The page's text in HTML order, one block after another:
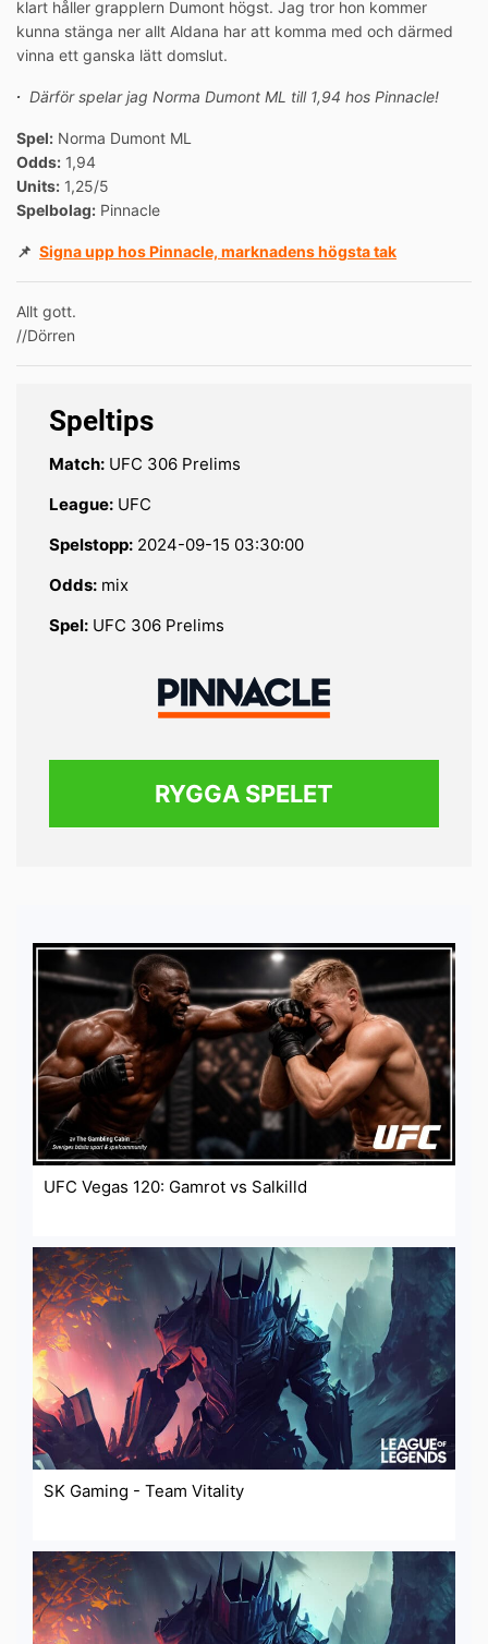
Speltips
Match: UFC 306 Prelims
League: UFC
Spelstopp: 2024-09-15 03:30:00
Odds: mix
Spel: UFC 306 Prelims
RYGGA SPELET
klart håller grapplern Dumont högst. Jag tror hon kommer
kunna stänga ner allt Aldana har att komma med och därmed
vinna ett ganska lätt domslut.
∙ Därför spelar jag Norma Dumont ML till 1,94 hos Pinnacle!
Spel: Norma Dumont ML
Odds: 1,94
Units: 1,25/5
Spelbolag: Pinnacle
📌 Signa upp hos Pinnacle, marknadens högsta tak
Allt gott.
//Dörren
UFC Vegas 120: Gamrot vs Salkilld
SK Gaming - Team Vitality